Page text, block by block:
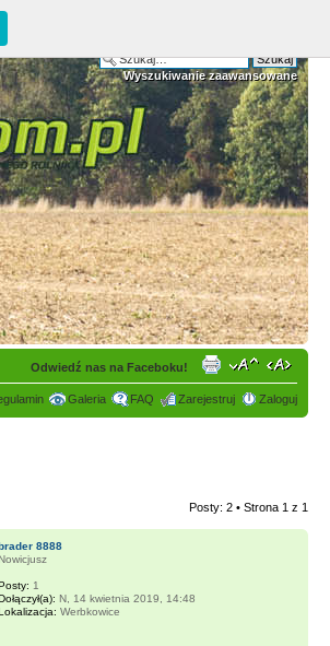
Wyszukiwanie zaawansowane
Odwiedź nas na Faceboku!
Galeria FAQ Zarejestruj Zaloguj
Posty: 2 • Strona 1 z 1
8888
1
N, 14 kwietnia 2019, 14:48
Werbkowice